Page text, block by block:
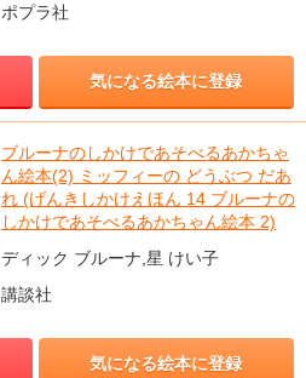
ポプラ社
気になる絵本に登録
ブルーナのしかけであそべるあかちゃ
ん絵本(2) ミッフィーの どうぶつ だあ
れ (げんきしかけえほん 14 ブルーナの
しかけであそべるあかちゃん絵本 2)
ディック ブルーナ,星 けい子
講談社
気になる絵本に登録